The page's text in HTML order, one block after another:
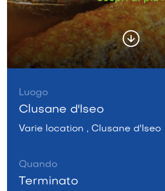
Luogo
Clusane d'Iseo
Varie location , Clusane d'Iseo
Quando
Terminato